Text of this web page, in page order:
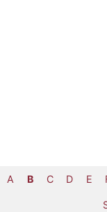
A B C D E